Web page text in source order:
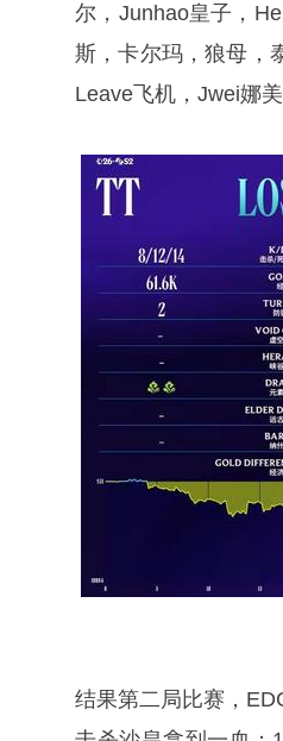
尔，Junhao皇子，
斯，卡尔玛，狼母，
Leave飞机，Jwei娜美
结果第二局比赛，